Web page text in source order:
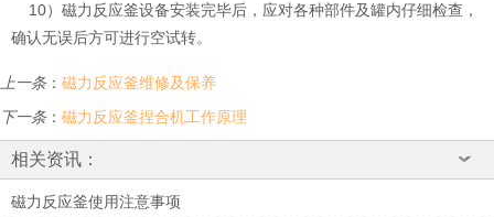
10）磁力反应釜设备安装完毕后，应对各种部件及罐内仔细检查，
确认无误后方可进行空试转。
上一条： 磁力反应釜维修及保养
下一条： 磁力反应釜捏合机工作原理
相关资讯：
磁力反应釜使用注意事项